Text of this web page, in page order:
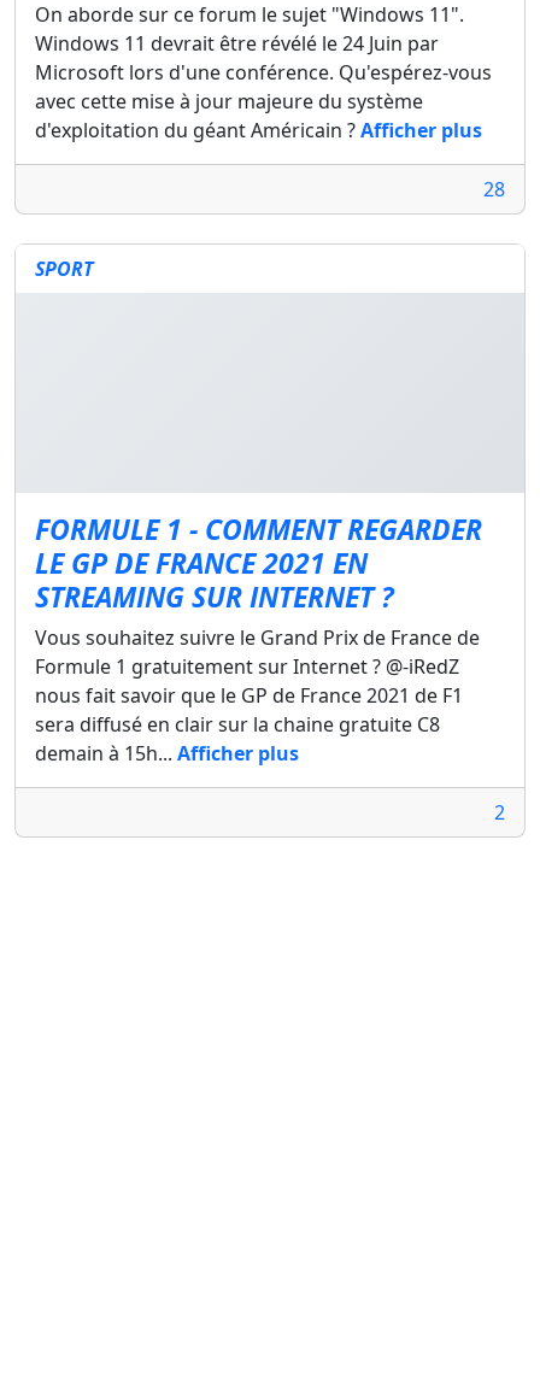
On aborde sur ce forum le sujet "Windows 11".
Windows 11 devrait être révélé le 24 Juin par
Microsoft lors d'une conférence. Qu'espérez-vous
avec cette mise à jour majeure du système
d'exploitation du géant Américain ?Afficher plus
28
SPORT
FORMULE 1 - COMMENT REGARDER
LE GP DE FRANCE 2021 EN
STREAMING SUR INTERNET ?
Vous souhaitez suivre le Grand Prix de France de
Formule 1 gratuitement sur Internet ? @-iRedZ
nous fait savoir que le GP de France 2021 de F1
sera diffusé en clair sur la chaine gratuite C8
demain à 15h... Afficher plus
2